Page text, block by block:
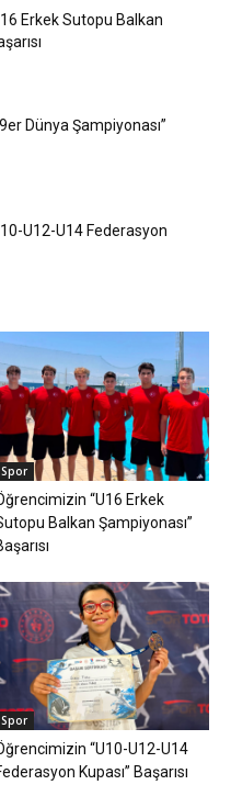
Erkek Sutopu Balkan
Dünya Şampiyonası”
U12-U14 Federasyon
Spor
“U16 Erkek
Balkan Şampiyonası”
Spor
“U10-U12-U14
Kupası” Başarısı